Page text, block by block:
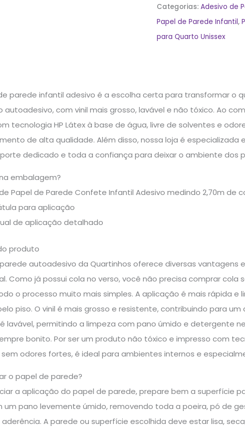
Categorias:Adesivo de
Papel de Parede Infantil,
para Quarto Unissex
parede infantil adesivo é a escolha certa para transformar o
autoadesivo, com vinil mais grosso, lavável e não tóxico. Ao
tecnologia HP Látex à base de água, livre de solventes e
de alta qualidade. Além disso, nossa loja é especializada
dedicado e toda a confiança para deixar o ambiente dos
embalagem?
Papel de Parede Confete Infantil Adesivo medindo 2,70m de
para aplicação
de aplicação detalhado
produto
autoadesivo da Quartinhos oferece diversas vantagens
Como já possui cola no verso, você não precisa comprar
o processo muito mais simples. A aplicação é mais rápida e
piso. O vinil é mais grosso e resistente, contribuindo para
lavável, permitindo a limpeza com pano úmido e detergente
bonito. Por ser um produto não tóxico e impresso com
odores fortes, é ideal para ambientes internos e
o papel de parede?
a aplicação do papel de parede, prepare bem a superfície
um pano levemente úmido, removendo toda a poeira, pó de
A parede ou superfície escolhida deve estar lisa,